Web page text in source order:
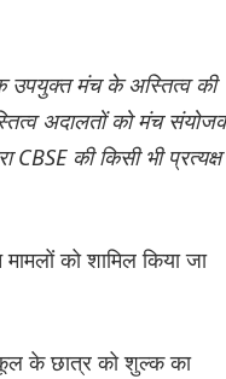
उपयुक्त मंच के अस्तित्व की
अदालतों को मंच
की किसी भी प्रत्यक्ष
को शामिल किया जा
के छात्र को शुल्क का